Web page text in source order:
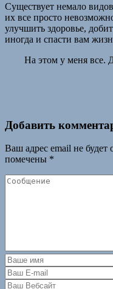
Существует немало
их все просто
улучшить здоровье,
иногда и спасти вам
На этом у меня все.
Добавить
Ваш адрес email не будет
помечены *